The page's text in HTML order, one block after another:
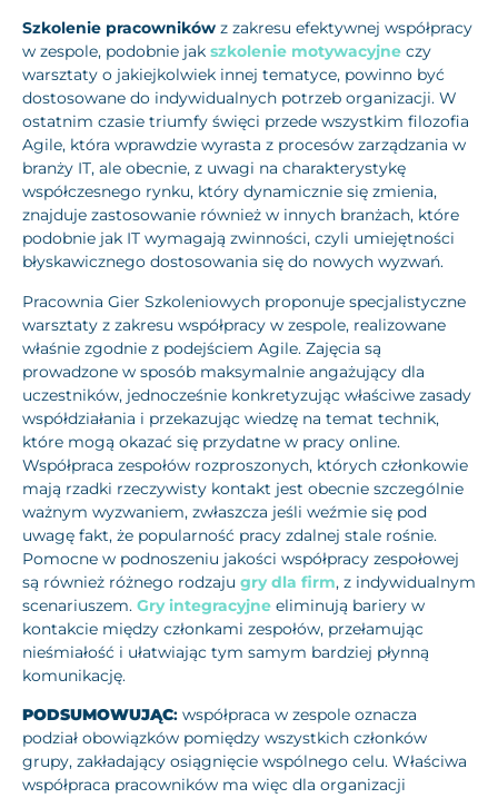
Szkolenie pracowników z zakresu efektywnej współpracy
w zespole, podobnie jak szkolenie motywacyjne czy
warsztaty o jakiejkolwiek innej tematyce, powinno być
dostosowane do indywidualnych potrzeb organizacji. W
ostatnim czasie triumfy święci przede wszystkim filozofia
Agile, która wprawdzie wyrasta z procesów zarządzania w
branży IT, ale obecnie, z uwagi na charakterystykę
współczesnego rynku, który dynamicznie się zmienia,
znajduje zastosowanie również w innych branżach, które
podobnie jak IT wymagają zwinności, czyli umiejętności
błyskawicznego dostosowania się do nowych wyzwań.
Pracownia Gier Szkoleniowych proponuje specjalistyczne
warsztaty z zakresu współpracy w zespole, realizowane
właśnie zgodnie z podejściem Agile. Zajęcia są
prowadzone w sposób maksymalnie angażujący dla
uczestników, jednocześnie konkretyzując właściwe zasady
współdziałania i przekazując wiedzę na temat technik,
które mogą okazać się przydatne w pracy online.
Współpraca zespołów rozproszonych, których członkowie
mają rzadki rzeczywisty kontakt jest obecnie szczególnie
ważnym wyzwaniem, zwłaszcza jeśli weźmie się pod
uwagę fakt, że popularność pracy zdalnej stale rośnie.
Pomocne w podnoszeniu jakości współpracy zespołowej
są również różnego rodzaju gry dla firm, z indywidualnym
scenariuszem. Gry integracyjne eliminują bariery w
kontakcie między członkami zespołów, przełamując
nieśmiałość i ułatwiając tym samym bardziej płynną
komunikację.
PODSUMOWUJĄC: współpraca w zespole oznacza
podział obowiązków pomiędzy wszystkich członków
grupy, zakładający osiągnięcie wspólnego celu. Właściwa
współpraca pracowników ma więc dla organizacji